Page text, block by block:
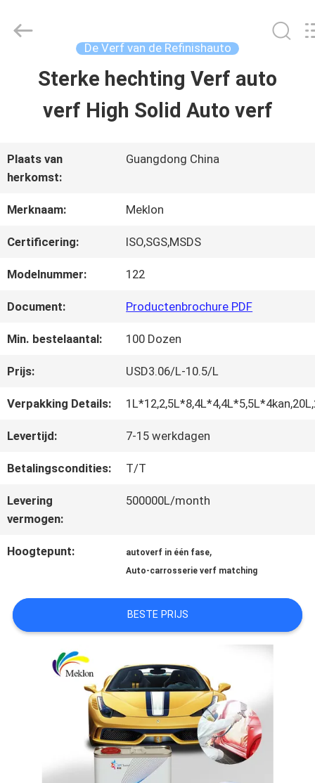
THUIS
VIDEOS
OVER
ONS
KWALITEITSCONTROLE
CONTACTEER
NIEUWS
VRAAG
EEN
OFFERTE
AAN
PRIVACYBELEID
Meklon
De Verf van de Refinishauto
Sterke hechting Verf auto
verf High Solid Auto verf
Plaats van
herkomst:
Guangdong China
Merknaam: Meklon
Certificering: ISO,SGS,MSDS
Modelnummer: 122
Document: Productenbrochure PDF
Min. bestelaantal: 100 Dozen
Prijs: USD3.06/L-10.5/L
Verpakking Details:
Levertijd: 7-15 werkdagen
Betalingscondities: T/T
Levering
vermogen:
500000L/month
Hoogtepunt: autoverf in één fase,
Auto-carrosserie verf matching
BESTE PRIJS